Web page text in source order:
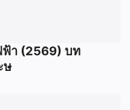
ฟ้า (2569) บท
ษ